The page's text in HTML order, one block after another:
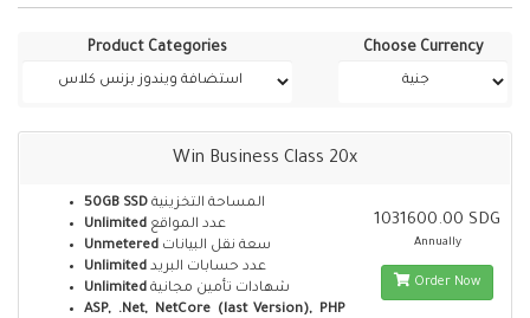
Product Categories Choose Currency
Win Business Class 20x
50GB SSD المساحة التخزينية
Unlimited عدد المواقع
Unmetered سعة نقل البيانات
Unlimited عدد حسابات البريد
Unlimited شهادات تأمين مجانية
ASP, .Net, NetCore (last Version), PHP
1031600.00 SDG
Annually
Order Now